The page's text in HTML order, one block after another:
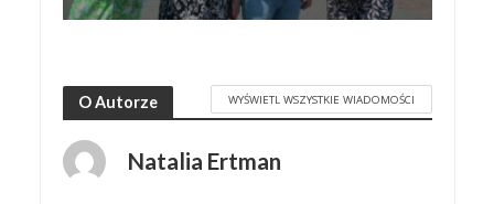
O Autorze WYŚWIETL WSZYSTKIE WIADOMOŚCI
Natalia Ertman